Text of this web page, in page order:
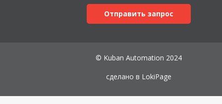
Отправить запрос
© Kuban Automation 2024
сделано в LokiPage